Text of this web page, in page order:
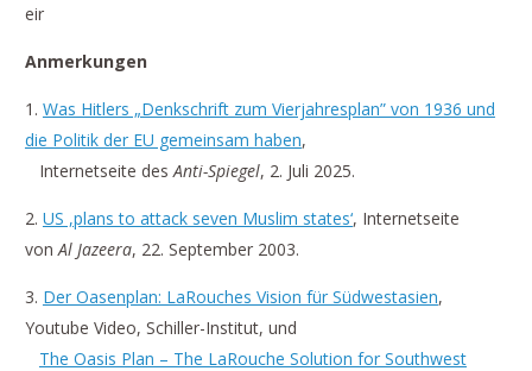
eir
Anmerkungen
1. Was Hitlers „Denkschrift zum Vierjahresplan” von 1936 und
die Politik der EU gemeinsam haben,
Internetseite desAnti-Spiegel, 2. Juli 2025.
2. US ,plans to attack seven Muslim states‘, Internetseite
vonAl Jazeera, 22. September 2003.
3. Der Oasenplan: LaRouches Vision für Südwestasien,
Youtube Video, Schiller-Institut, und
The Oasis Plan – The LaRouche Solution for Southwest